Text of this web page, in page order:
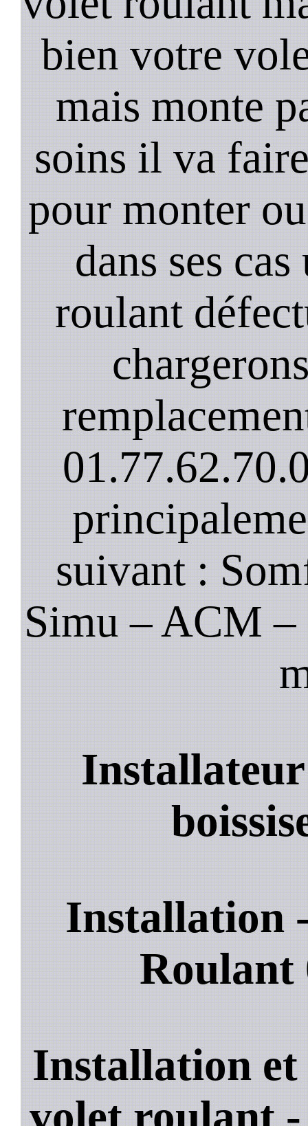
bien votre
mais monte
soins il va
pour monter
dans ses
roulant
suivant :
Simu – ACM –
Installation
Roulant
Installation